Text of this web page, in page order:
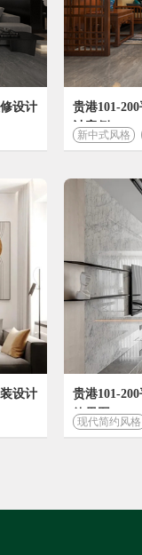
设计
贵港101-
计案例
新中式风格
设计
贵港101-
效果图
现代简约风格
180508
工程费 (元)
21808
管理费 (元)
有所变化